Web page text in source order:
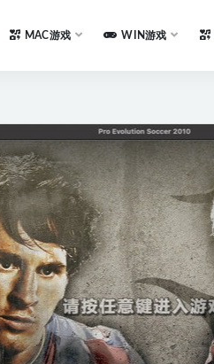
MAC游戏 WIN游戏